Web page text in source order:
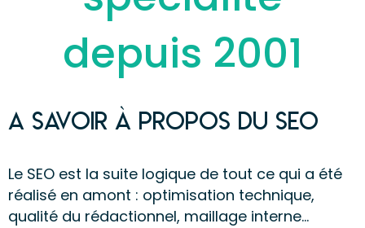
depuis 2001
A Savoir à propos du SEO
Le SEO est la suite logique de tout ce qui a été
réalisé en amont : optimisation technique,
qualité du rédactionnel, maillage interne…